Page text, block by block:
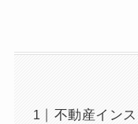
不動産イン